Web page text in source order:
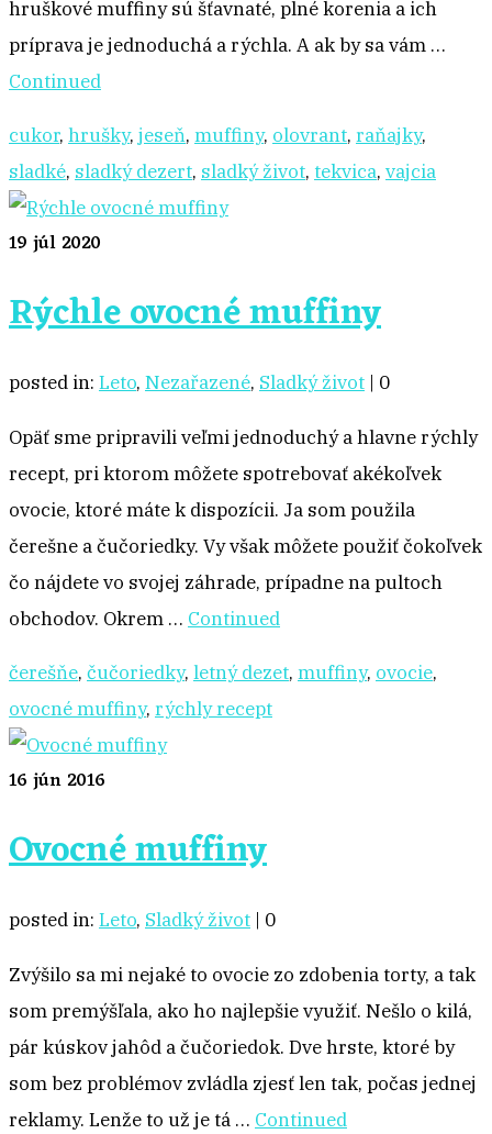
hruškové muffiny sú šťavnaté, plné korenia a ich
príprava je jednoduchá a rýchla. A ak by sa vám …
Continued
cukor, hrušky, jeseň, muffiny, olovrant, raňajky,
sladké, sladký dezert, sladký život, tekvica, vajcia
19 júl 2020
Rýchle ovocné muffiny
posted in: Leto, Nezařazené, Sladký život | 0
Opäť sme pripravili veľmi jednoduchý a hlavne rýchly
recept, pri ktorom môžete spotrebovať akékoľvek
ovocie, ktoré máte k dispozícii. Ja som použila
čerešne a čučoriedky. Vy však môžete použiť čokoľvek
čo nájdete vo svojej záhrade, prípadne na pultoch
obchodov. Okrem … Continued
čerešňe, čučoriedky, letný dezet, muffiny, ovocie,
ovocné muffiny, rýchly recept
16 jún 2016
Ovocné muffiny
posted in: Leto, Sladký život | 0
Zvýšilo sa mi nejaké to ovocie zo zdobenia torty, a tak
som premýšľala, ako ho najlepšie využiť. Nešlo o kilá,
pár kúskov jahôd a čučoriedok. Dve hrste, ktoré by
som bez problémov zvládla zjesť len tak, počas jednej
reklamy. Lenže to už je tá … Continued